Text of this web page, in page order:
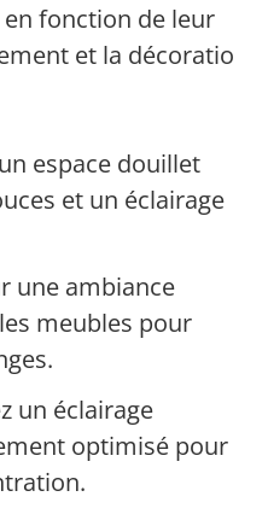
fonction de leur
et la décoration
espace douillet
et un éclairage
une ambiance
meubles pour
un éclairage
optimisé pour